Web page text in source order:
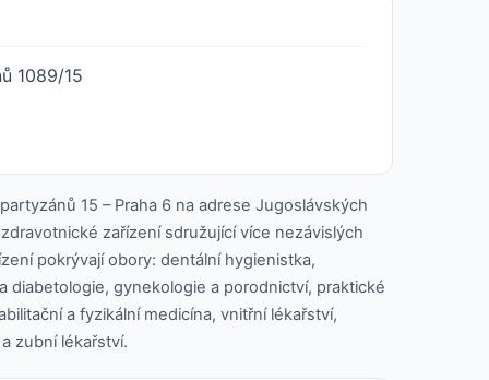
1089/15
15 – Praha 6 na adrese Jugoslávských
zařízení sdružující více nezávislých
pokrývají obory: dentální hygienistka,
diabetologie, gynekologie a porodnictví, praktické
a fyzikální medicína, vnitřní lékařství,
zubní lékařství.